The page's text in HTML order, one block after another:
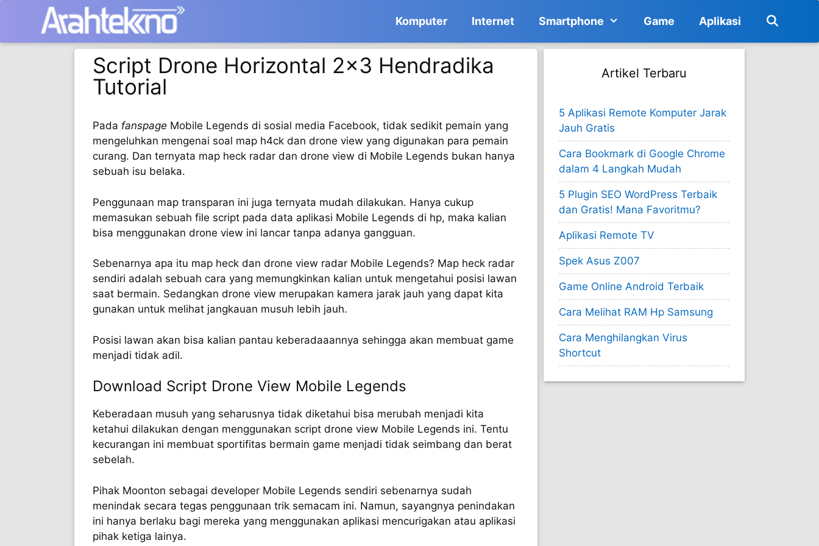
Komputer Internet Smartphone Game Aplikasi
Script Drone Horizontal 2×3 Hendradika
Tutorial
Pada fanspage Mobile Legends di sosial media Facebook, tidak sedikit pemain yang
mengeluhkan mengenai soal map h4ck dan drone view yang digunakan para pemain
curang. Dan ternyata map heck radar dan drone view di Mobile Legends bukan hanya
sebuah isu belaka.
Penggunaan map transparan ini juga ternyata mudah dilakukan. Hanya cukup
memasukan sebuah file script pada data aplikasi Mobile Legends di hp, maka kalian
bisa menggunakan drone view ini lancar tanpa adanya gangguan.
Sebenarnya apa itu map heck dan drone view radar Mobile Legends? Map heck radar
sendiri adalah sebuah cara yang memungkinkan kalian untuk mengetahui posisi lawan
saat bermain. Sedangkan drone view merupakan kamera jarak jauh yang dapat kita
gunakan untuk melihat jangkauan musuh lebih jauh.
Posisi lawan akan bisa kalian pantau keberadaaannya sehingga akan membuat game
menjadi tidak adil.
Download Script Drone View Mobile Legends
Keberadaan musuh yang seharusnya tidak diketahui bisa merubah menjadi kita
ketahui dilakukan dengan menggunakan script drone view Mobile Legends ini. Tentu
kecurangan ini membuat sportifitas bermain game menjadi tidak seimbang dan berat
sebelah.
Pihak Moonton sebagai developer Mobile Legends sendiri sebenarnya sudah
menindak secara tegas penggunaan trik semacam ini. Namun, sayangnya penindakan
ini hanya berlaku bagi mereka yang menggunakan aplikasi mencurigakan atau aplikasi
pihak ketiga lainya.
Artikel Terbaru
5 Aplikasi Remote Komputer Jarak
Jauh Gratis
Cara Bookmark di Google Chrome
dalam 4 Langkah Mudah
5 Plugin SEO WordPress Terbaik
dan Gratis! Mana Favoritmu?
Aplikasi Remote TV
Spek Asus Z007
Game Online Android Terbaik
Cara Melihat RAM Hp Samsung
Cara Menghilangkan Virus
Shortcut